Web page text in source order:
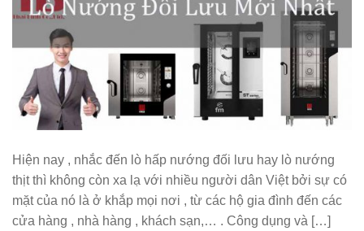
Hiện nay , nhắc đến lò hấp nướng đối lưu hay lò nướng
thịt thì không còn xa lạ với nhiều người dân Việt bởi sự có
mặt của nó là ở khắp mọi nơi , từ các hộ gia đình đến các
cửa hàng , nhà hàng , khách sạn,… . Công dụng và […]